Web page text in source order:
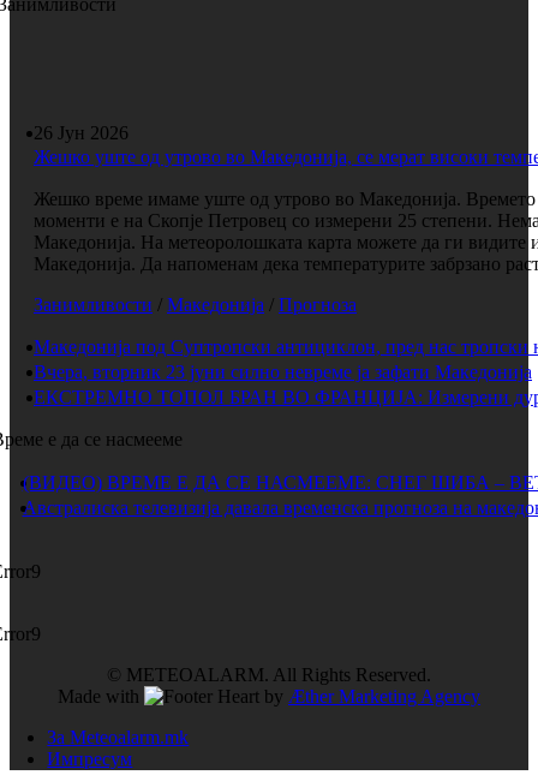
26 Јун 2026
Жешко уште од утрово во Македонија, се мерат високи
Жешко време имаме уште од утрово во Македонија. Времето
моменти е на Скопје Петровец со измерени 25 степени.
Македонија. На метеоролошката карта можете да ги видите
Македонија. Да напоменам дека температурите забрзано
Занимливости / Македонија / Прогноза
Македонија под Суптропски антициклон, пред нас тропски
Вчера, вторник 23 јуни силно невреме ја зафати Македонија
ЕКСТРЕМНО ТОПОЛ БРАН ВО ФРАНЦИЈА: Измерени дури
е да се насмееме
(ВИДЕО) ВРЕМЕ Е ДА СЕ НАСМЕЕМЕ: СНЕГ ШИБА –
Австралиска телевизија давала временска прогноза на
© METEOALARM. All Rights Reserved.
Made with
by Æther Marketing Agency
За Meteoalarm.mk
Импресум